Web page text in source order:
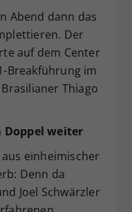
Abend dann das
Der
auf dem Center
Breakführung im
Thiago
weiter
einheimischer
Denn da
Joel Schwärzler